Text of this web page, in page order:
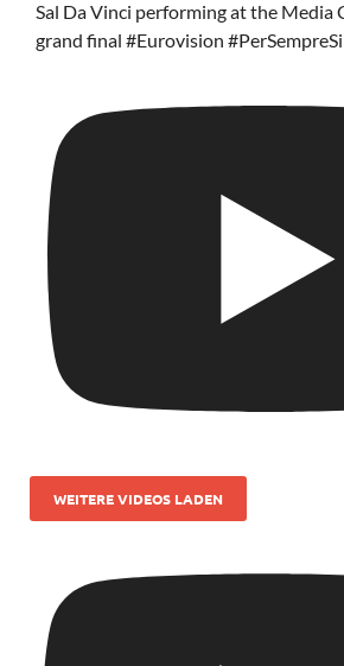
Sal Da Vinci performing at the Media
grand final #Eurovision
WEITERE VIDEOS LADEN